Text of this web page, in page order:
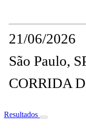
21/06/2026
São Paulo,
CORRIDA
Resultados